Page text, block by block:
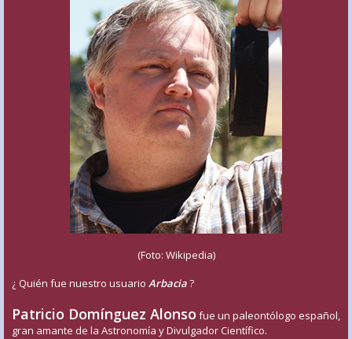
(Foto: Wikipedia)
¿ Quién fue nuestro usuario Arbacia?
Patricio Domínguez Alonso fue un paleontólogo español,
gran amante de la Astronomía y Divulgador Científico.